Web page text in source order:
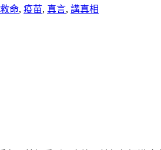
救命, 疫苗, 真言, 講真相